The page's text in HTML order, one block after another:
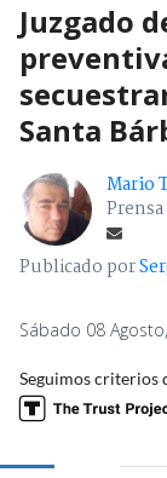
Juzgado
Santa
Mario
Publicado por
Sábado 08
Seguimos criterios